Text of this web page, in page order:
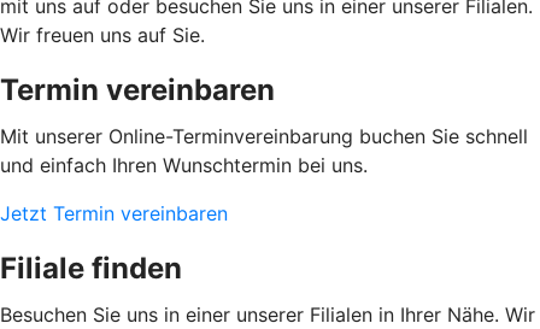
mit uns auf oder besuchen Sie uns in einer unserer Filialen.
Wir freuen uns auf Sie.
Termin vereinbaren
Mit unserer Online-Terminvereinbarung buchen Sie schnell
und einfach Ihren Wunschtermin bei uns.
Jetzt Termin vereinbaren
Filiale finden
Besuchen Sie uns in einer unserer Filialen in Ihrer Nähe. Wir